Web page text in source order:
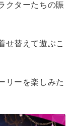
クターたちの賑
せ替えて遊ぶこ
リーを楽しみた